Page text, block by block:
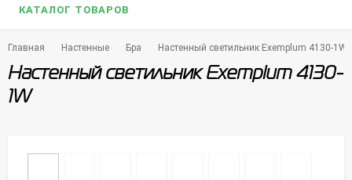
КАТАЛОГ ТОВАРОВ
Главная Настенные Бра Настенный светильник Exemplum 4130-1W
Настенный светильник Exemplum 4130-
1W